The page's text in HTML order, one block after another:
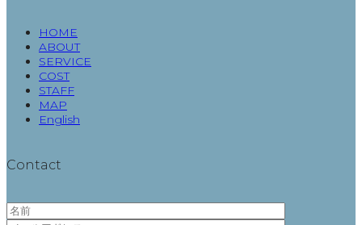
HOME
ABOUT
SERVICE
COST
STAFF
MAP
English
Contact